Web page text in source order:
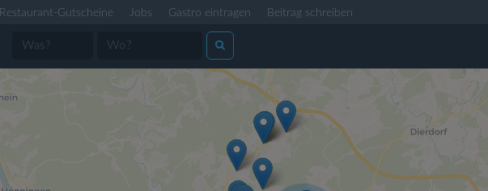
Restaurant-Gutscheine Jobs Gastro eintragen Beitrag schreiben